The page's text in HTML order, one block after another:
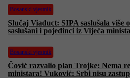
Bosanski vjestnik
Slučaj Viaduct: SIPA saslušala više
saslušani i pojedinci iz Vijeća
Bosanski vjestnik
Čović razvalio plan Trojke: Nema
ministara! Vuković: Srbi nisu